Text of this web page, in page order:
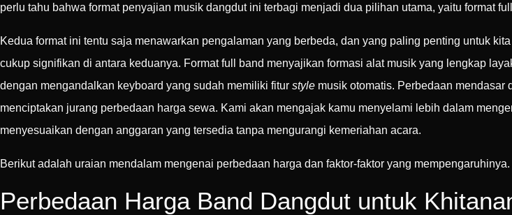
perlu tahu bahwa format penyajian musik dangdut ini terbagi menjadi dua pilihan utama, yaitu format
Kedua format ini tentu saja menawarkan pengalaman yang berbeda, dan yang paling penting untuk
cukup signifikan di antara keduanya. Format full band menyajikan formasi alat musik yang lengkap
dengan mengandalkan keyboard yang sudah memiliki fitur style musik otomatis. Perbedaan
menciptakan jurang perbedaan harga sewa. Kami akan mengajak kamu menyelami lebih dalam
menyesuaikan dengan anggaran yang tersedia tanpa mengurangi kemeriahan acara.
Berikut adalah uraian mendalam mengenai perbedaan harga dan faktor-faktor yang mempengaruhinya.
Perbedaan Harga Band Dangdut untuk